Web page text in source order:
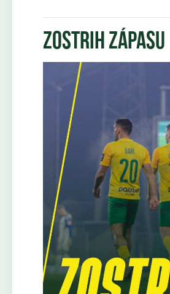
Zostrih zápasu